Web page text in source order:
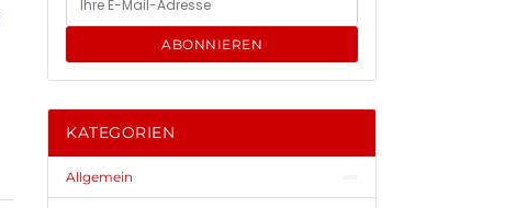
ABONNIEREN
KATEGORIEN
Allgemein